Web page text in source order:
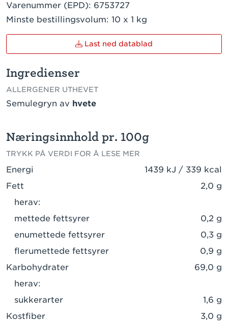
Varenummer (EPD): 6753727
Minste bestillingsvolum: 10 x 1 kg
Last ned datablad
Ingredienser
ALLERGENER UTHEVET
Semulegryn av hvete
Næringsinnhold pr. 100g
TRYKK PÅ VERDI FOR Å LESE MER
Energi
1439 kJ / 339 kcal
Fett
2,0 g
herav:
mettede fettsyrer
0,2 g
enumettede fettsyrer
0,3 g
flerumettede fettsyrer
0,9 g
Karbohydrater
69,0 g
herav:
sukkerarter
1,6 g
Kostfiber
3,0 g